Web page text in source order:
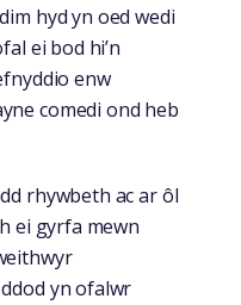
hyd yn oed wedi
ei bod hi’n
enw
comedi ond heb
rhywbeth ac ar ôl
ei gyrfa mewn
yn ofalwr